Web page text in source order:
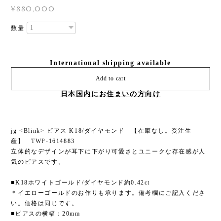
¥880,000
数量
International shipping available
Add to cart
日本国内にお住まいの方向け
jg <Blink> ピアス K18/ダイヤモンド 【在庫なし。受注生
産】 TWP-1614883
立体的なデザインが耳下に下がり可愛さとユニークな存在感が人
気のピアスです。
■K18ホワイトゴールド/ダイヤモンド約0.42ct
＊イエローゴールドのお作りも承ります。備考欄にご記入くださ
い。価格は同じです。
■ピアスの横幅：20mm